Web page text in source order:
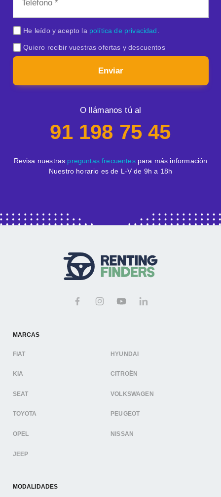
He leído y acepto la política de privacidad
Quiero recibir vuestras ofertas y descuentos
Enviar
O llámanos tú al
91 198 75 45
Revisa nuestras preguntas frecuentespara más información
Nuestro horario es de L-V de 9h a 18h
MARCAS
FIAT HYUNDAI
KIA CITROËN
SEAT VOLKSWAGEN
TOYOTA PEUGEOT
OPEL NISSAN
JEEP
MODALIDADES